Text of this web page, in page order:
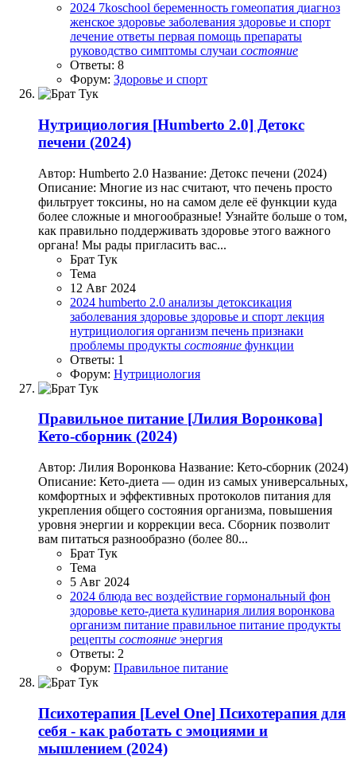
2024 7koschool беременность гомеопатия диагноз
женское здоровье заболевания здоровье и спорт
лечение ответы первая помощь препараты
руководство симптомы случаи состояние
Ответы: 8
Форум: Здоровье и спорт
Нутрициология [Humberto 2.0] Детокс
печени (2024)
Автор: Humberto 2.0 Название: Детокс печени (2024)
Описание: Многие из нас считают, что печень просто
фильтрует токсины, но на самом деле её функции куда
более сложные и многообразные! Узнайте больше о том,
как правильно поддерживать здоровье этого важного
органа! Мы рады пригласить вас...
Брат Тук
Тема
12 Авг 2024
2024 humberto 2.0 анализы детоксикация
заболевания здоровье здоровье и спорт лекция
нутрициология организм печень признаки
проблемы продукты состояние функции
Ответы: 1
Форум: Нутрициология
Правильное питание [Лилия Воронкова]
Кето-сборник (2024)
Автор: Лилия Воронкова Название: Кето-сборник (2024)
Описание: Кето-диета — один из самых универсальных,
комфортных и эффективных протоколов питания для
укрепления общего состояния организма, повышения
уровня энергии и коррекции веса. Сборник позволит
вам питаться разнообразно (более 80...
Брат Тук
Тема
5 Авг 2024
2024 блюда вес воздействие гормональный фон
здоровье кето-диета кулинария лилия воронкова
организм питание правильное питание продукты
рецепты состояние энергия
Ответы: 2
Форум: Правильное питание
Психотерапия [Level One] Психотерапия для
себя - как работать с эмоциями и
мышлением (2024)